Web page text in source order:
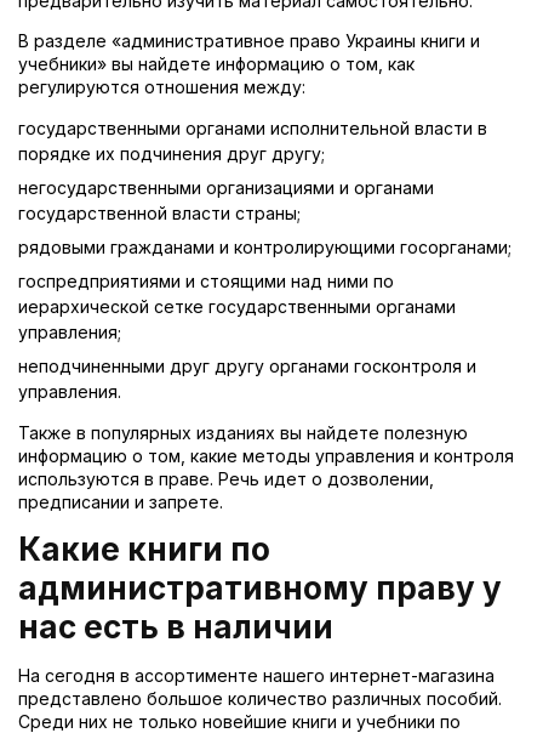
В разделе «административное право Украины книги и
учебники» вы найдете информацию о том, как
регулируются отношения между:
государственными органами исполнительной власти в
порядке их подчинения друг другу;
негосударственными организациями и органами
государственной власти страны;
рядовыми гражданами и контролирующими госорганами;
госпредприятиями и стоящими над ними по
иерархической сетке государственными органами
управления;
неподчиненными друг другу органами госконтроля и
управления.
Также в популярных изданиях вы найдете полезную
информацию о том, какие методы управления и контроля
используются в праве. Речь идет о дозволении,
предписании и запрете.
Какие книги по
административному праву у
нас есть в наличии
На сегодня в ассортименте нашего интернет-магазина
представлено большое количество различных пособий.
Среди них не только новейшие книги и учебники по